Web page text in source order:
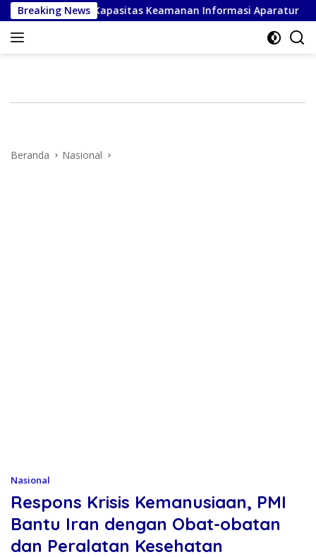
Langsung
ke
konten
Breaking News
Kapasitas Keamanan Informasi Aparatur
Beranda Nasional
Nasional
Respons Krisis Kemanusiaan, PMI
Bantu Iran dengan Obat-obatan
dan Peralatan Kesehatan